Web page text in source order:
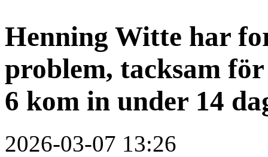
Henning Witte har
problem, tacksam
6 kom in under 14
2026-03-07 13:26